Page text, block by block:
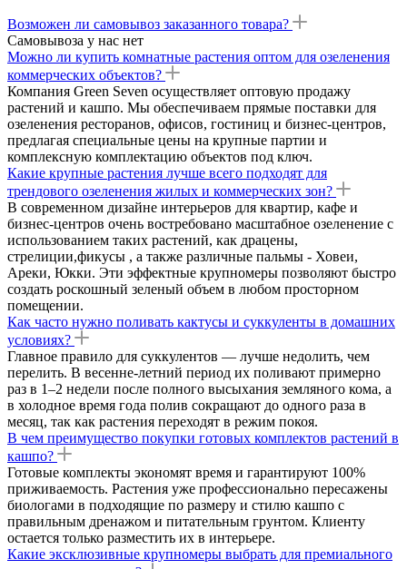
Возможен ли самовывоз заказанного товара?
Самовывоза у нас нет
Можно ли купить комнатные растения оптом для озеленения
коммерческих объектов?
Компания Green Seven осуществляет оптовую продажу
растений и кашпо. Мы обеспечиваем прямые поставки для
озеленения ресторанов, офисов, гостиниц и бизнес-центров,
предлагая специальные цены на крупные партии и
комплексную комплектацию объектов под ключ.
Какие крупные растения лучше всего подходят для
трендового озеленения жилых и коммерческих зон?
В современном дизайне интерьеров для квартир, кафе и
бизнес-центров очень востребовано масштабное озеленение с
использованием таких растений, как драцены,
стрелиции,фикусы , а также различные пальмы - Ховеи,
Ареки, Юкки. Эти эффектные крупномеры позволяют быстро
создать роскошный зеленый объем в любом просторном
помещении.
Как часто нужно поливать кактусы и суккуленты в домашних
условиях?
Главное правило для суккулентов — лучше недолить, чем
перелить. В весенне-летний период их поливают примерно
раз в 1–2 недели после полного высыхания земляного кома, а
в холодное время года полив сокращают до одного раза в
месяц, так как растения переходят в режим покоя.
В чем преимущество покупки готовых комплектов растений в
кашпо?
Готовые комплекты экономят время и гарантируют 100%
приживаемость. Растения уже профессионально пересажены
биологами в подходящие по размеру и стилю кашпо с
правильным дренажом и питательным грунтом. Клиенту
остается только разместить их в интерьере.
Какие эксклюзивные крупномеры выбрать для премиального